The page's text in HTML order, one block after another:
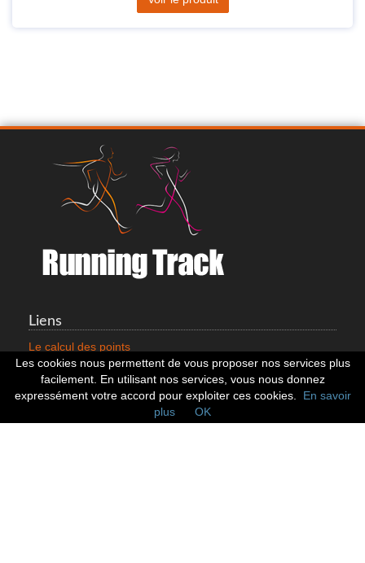
Liens
Le calcul des points
Mentions légales
Nous contacter
Cookies
Statistiques
Les cookies nous permettent de vous proposer nos services plus
facilement. En utilisant nos services, vous nous donnez
expressément votre accord pour exploiter ces cookies.
En savoir
plus
OK